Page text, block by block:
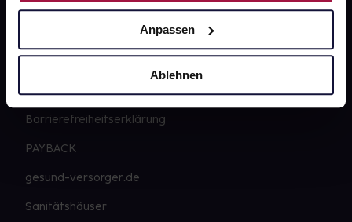
Anpassen
Ablehnen
Karriere
Newsletter
Barrierefreiheitserklärung
PAYBACK
gesund-versorger.de
Sanitätshäuser